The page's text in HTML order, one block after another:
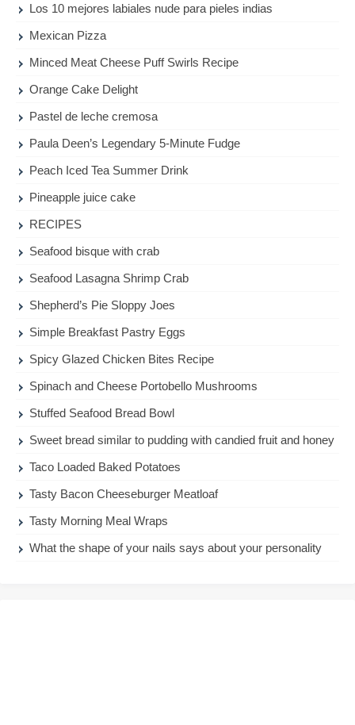
Los 10 mejores labiales nude para pieles indias
Mexican Pizza
Minced Meat Cheese Puff Swirls Recipe
Orange Cake Delight
Pastel de leche cremosa
Paula Deen’s Legendary 5-Minute Fudge
Peach Iced Tea Summer Drink
Pineapple juice cake
RECIPES
Seafood bisque with crab
Seafood Lasagna Shrimp Crab
Shepherd’s Pie Sloppy Joes
Simple Breakfast Pastry Eggs
Spicy Glazed Chicken Bites Recipe
Spinach and Cheese Portobello Mushrooms
Stuffed Seafood Bread Bowl
Sweet bread similar to pudding with candied fruit and honey
Taco Loaded Baked Potatoes
Tasty Bacon Cheeseburger Meatloaf
Tasty Morning Meal Wraps
What the shape of your nails says about your personality